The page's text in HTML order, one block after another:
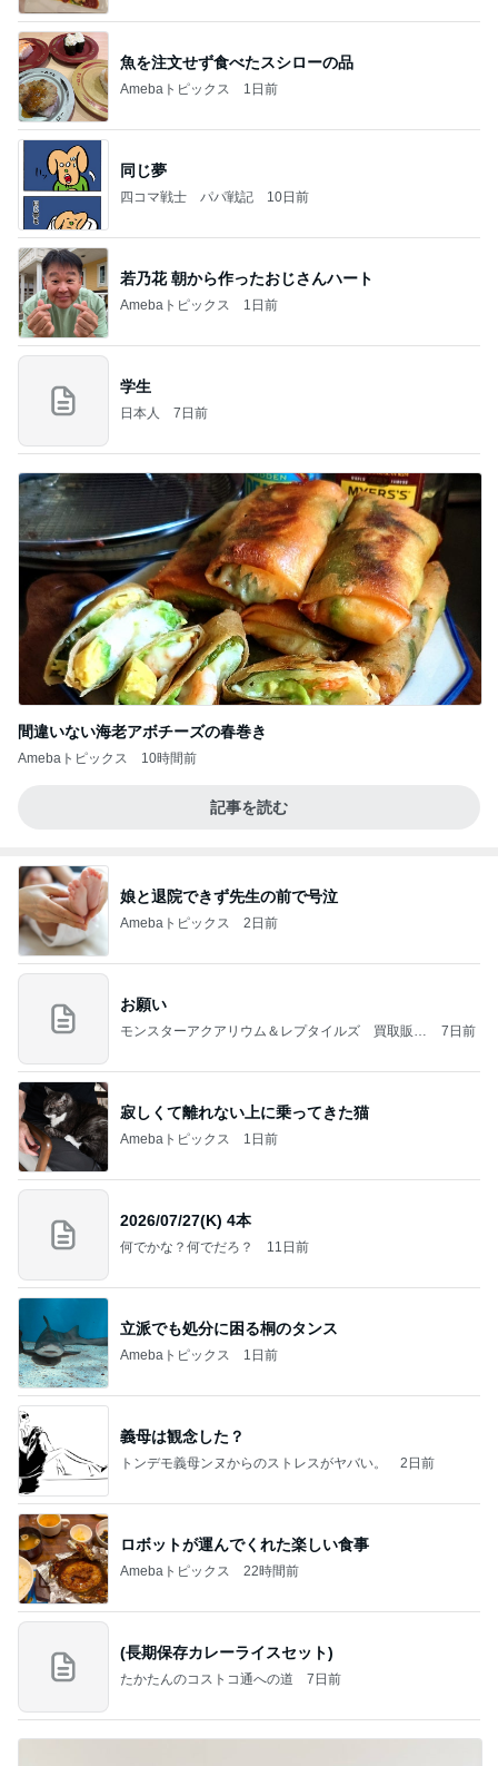
魚を注文せず食べたスシローの品
Amebaトピックス 1日前
同じ夢
四コマ戦士 パパ戦記 10日前
若乃花 朝から作ったおじさんハート
Amebaトピックス 1日前
学生
日本人 7日前
間違いない海老アボチーズの春巻き
Amebaトピックス 10時間前
記事を読む
娘と退院できず先生の前で号泣
Amebaトピックス 2日前
お願い
モンスターアクアリウム＆レプタイルズ 買取販売
7日前
寂しくて離れない上に乗ってきた猫
Amebaトピックス 1日前
2026/07/27(K) 4本
何でかな？何でだろ？ 11日前
立派でも処分に困る桐のタンス
Amebaトピックス 1日前
義母は観念した？
トンデモ義母ンヌからのストレスがヤバい。 2日前
ロボットが運んでくれた楽しい食事
Amebaトピックス 22時間前
(長期保存カレーライスセット)
たかたんのコストコ通への道 7日前